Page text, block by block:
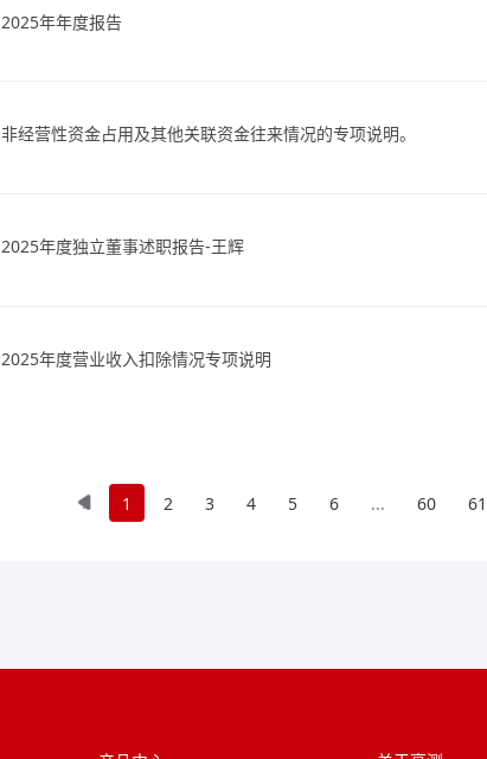
2025年年度报告
非经营性资金占用及其他关联资金往来情况的专项说明。
2025年度独立董事述职报告-王辉
2025年度营业收入扣除情况专项说明
« 1 2 3 4 5 6 ... 60 61